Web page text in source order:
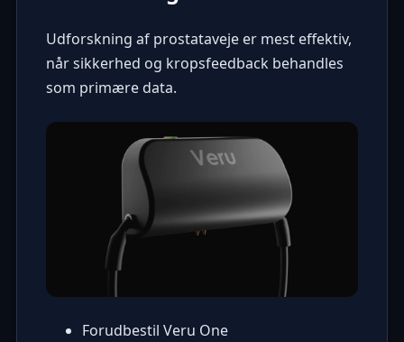
Udforskning af prostataveje er mest effektiv,
når sikkerhed og kropsfeedback behandles
som primære data.
Forudbestil Veru One